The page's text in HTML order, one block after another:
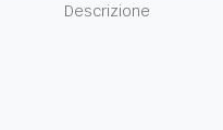
Descrizione